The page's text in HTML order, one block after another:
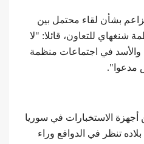
بشأن لقاء محتمل بين
شنغهاي للتعاون، قائلا: "لا
والأسد في اجتماعات منظمة
مدعوا".
أجهزة الاستخبارات في سوريا
تنظر في الدوافع وراء